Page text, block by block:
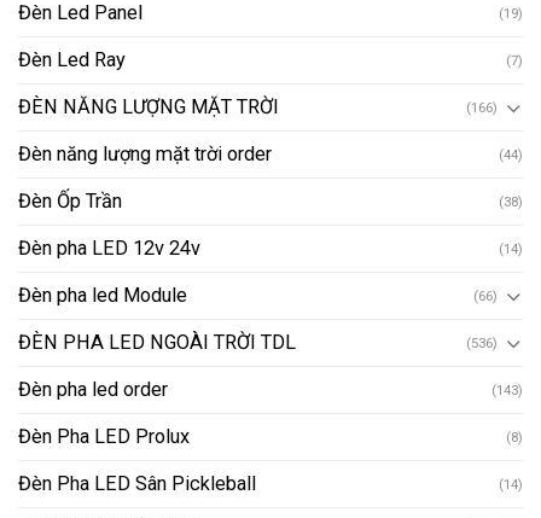
Đèn Led Panel (19)
Đèn Led Ray (7)
ĐÈN NĂNG LƯỢNG MẶT TRỜI (166)
Đèn năng lượng mặt trời order (44)
Đèn Ốp Trần (38)
Đèn pha LED 12v 24v (14)
Đèn pha led Module (66)
ĐÈN PHA LED NGOÀI TRỜI TDL (536)
Đèn pha led order (143)
Đèn Pha LED Prolux (8)
Đèn Pha LED Sân Pickleball (14)